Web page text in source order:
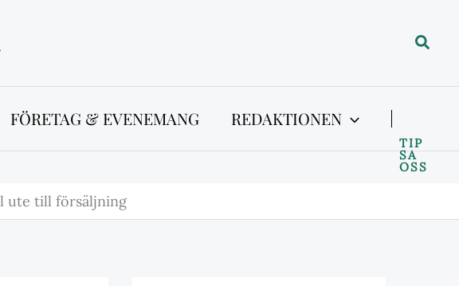
Sök
FÖRETAG & EVENEMANG REDAKTIONEN
TIP
SA
OSS
ute till försäljning